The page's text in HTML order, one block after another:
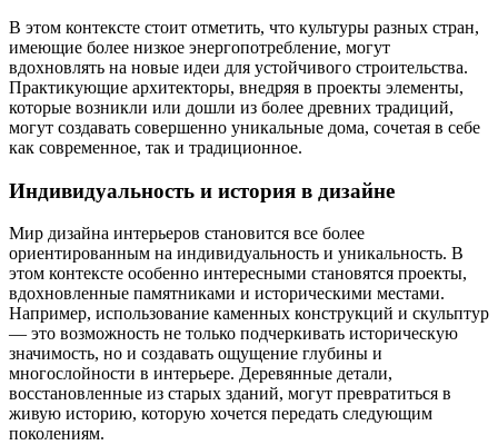
В этом контексте стоит отметить, что культуры разных стран,
имеющие более низкое энергопотребление, могут
вдохновлять на новые идеи для устойчивого строительства.
Практикующие архитекторы, внедряя в проекты элементы,
которые возникли или дошли из более древних традиций,
могут создавать совершенно уникальные дома, сочетая в себе
как современное, так и традиционное.
Индивидуальность и история в дизайне
Мир дизайна интерьеров становится все более
ориентированным на индивидуальность и уникальность. В
этом контексте особенно интересными становятся проекты,
вдохновленные памятниками и историческими местами.
Например, использование каменных конструкций и скульптур
— это возможность не только подчеркивать историческую
значимость, но и создавать ощущение глубины и
многослойности в интерьере. Деревянные детали,
восстановленные из старых зданий, могут превратиться в
живую историю, которую хочется передать следующим
поколениям.